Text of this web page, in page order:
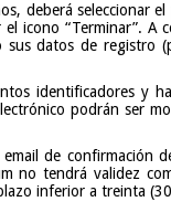
deberá seleccionar
icono “Terminar”. A
datos de registro
identificadores y
podrán ser
de confirmación
no tendrá validez
inferior a treinta